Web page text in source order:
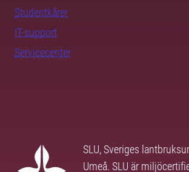
Studentkårer
IT-support
Servicecenter
SLU, Sveriges
Umeå. SLU är